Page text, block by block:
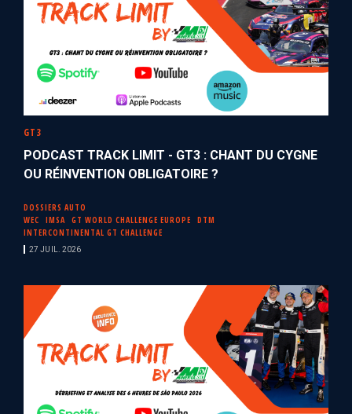
GT3
PODCAST TRACK LIMIT - GT3 : CHANT DU CYGNE
OU RÉINVENTION OBLIGATOIRE ?
DOSSIERS AUTO
WEC
IMSA GT WORLD CHALLENGE EUROPE
DTM
INTERCONTINENTAL GT CHALLENGE
27 JUIL. 2026